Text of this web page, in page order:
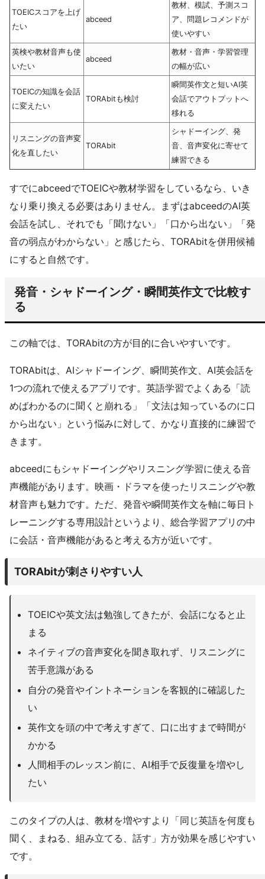
TOEICスコアを上げ
たい
abceed
教材、模試、予測スコ
ア、問題レコメンドが
使いやすい
英検や教材音声も使
いたい
abceed
教材・音声・学習管理
の幅が広い
TOEICの知識を会話
に変えたい
TORAbitも検討
瞬間英作文と短いAI英
会話でアウトプットへ
移れる
リスニングの音声変
化を直したい
TORAbit
シャドーイング、発
音、音声変化に寄せて
練習できる
すでにabceedでTOEICや教材学習をしているなら、いき
なり乗り換える必要はありません。まずはabceedのAI英
会話を試し、それでも「聞けない」「口から出ない」「発
音の弱点がわからない」と感じたら、TORAbitを併用候補
にすると自然です。
発音・シャドーイング・瞬間英作文で比較す
る
この軸では、TORAbitの方が目的に合いやすいです。
TORAbitは、AIシャドーイング、瞬間英作文、AI英会話を
1つの流れで使えるアプリです。英語学習でよくある「読
めばわかるのに聞くと崩れる」「文法は知っているのに口
から出ない」という悩みに対して、かなり直接的に練習で
きます。
abceedにもシャドーイングやリスニング学習に使える音
声機能があります。映画・ドラマを使ったリスニングや教
材音声も魅力です。ただ、発音や瞬間英作文を軸に毎日ト
レーニングする専用設計というより、総合学習アプリの中
に会話・音声機能があると考える方が近いです。
TORAbitが刺さりやすい人
TOEICや英文法は勉強してきたが、会話になると止
まる
ネイティブの音声変化を聞き取れず、リスニングに
苦手意識がある
自分の発音やイントネーションを客観的に確認した
い
英作文を頭の中で考えすぎて、口に出すまで時間が
かかる
人間相手のレッスン前に、AI相手で反復量を増やし
たい
このタイプの人は、教材を増やすより「同じ英語を何度も
聞く、まねる、組み立てる、話す」方が効果を感じやすい
です。